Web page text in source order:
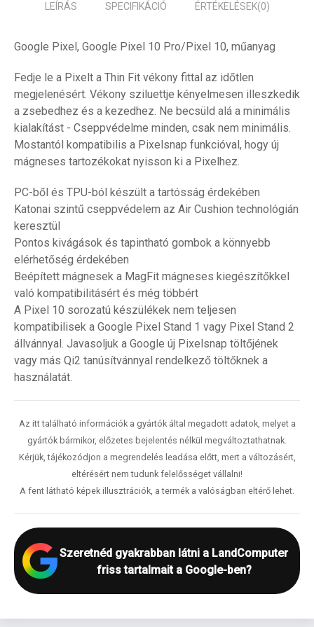
LEÍRÁS SPECIFIKÁCIÓ ÉRTÉKELÉSEK(0)
Google Pixel, Google Pixel 10 Pro/Pixel 10, műanyag
Fedje le a Pixelt a Thin Fit vékony fittal az időtlen
megjelenésért. Vékony sziluettje kényelmesen illeszkedik
a zsebedhez és a kezedhez. Ne becsüld alá a minimális
kialakítást - Cseppvédelme minden, csak nem minimális.
Mostantól kompatibilis a Pixelsnap funkcióval, hogy új
mágneses tartozékokat nyisson ki a Pixelhez.
PC-ből és TPU-ból készült a tartósság érdekében
Katonai szintű cseppvédelem az Air Cushion technológián
keresztül
Pontos kivágások és tapintható gombok a könnyebb
elérhetőség érdekében
Beépített mágnesek a MagFit mágneses kiegészítőkkel
való kompatibilitásért és még többért
A Pixel 10 sorozatú készülékek nem teljesen
kompatibilisek a Google Pixel Stand 1 vagy Pixel Stand 2
állvánnyal. Javasoljuk a Google új Pixelsnap töltőjének
vagy más Qi2 tanúsítvánnyal rendelkező töltőknek a
használatát.
Az itt található információk a gyártók által megadott adatok, melyet a
gyártók bármikor, előzetes bejelentés nélkül megváltoztathatnak.
Kérjük, tájékozódjon a megrendelés leadása előtt, mert a változásért,
eltérésért nem tudunk felelősséget vállalni!
A fent látható képek illusztrációk, a termék a valóságban eltérő lehet.
Szeretnéd gyakrabban látni a LandComputer
friss tartalmait a Google-ben?